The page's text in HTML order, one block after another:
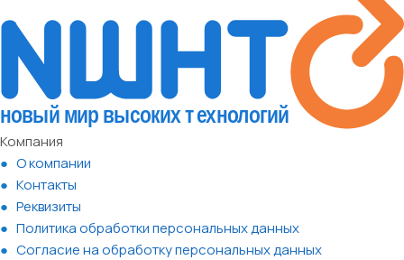
Компания
О компании
Контакты
Реквизиты
Политика обработки персональных данных
Согласие на обработку персональных данных